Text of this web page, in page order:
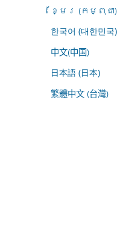
ខ្មែរ (កម្ពុជា)
한국어 (대한민국)
中文(中国)
日本語 (日本)
繁體中文 (台灣)